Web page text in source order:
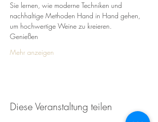
Sie lernen, wie moderne Techniken und
nachhaltige Methoden Hand in Hand gehen,
um hochwertige Weine zu kreieren.
Genießen
Mehr anzeigen
Diese Veranstaltung teilen